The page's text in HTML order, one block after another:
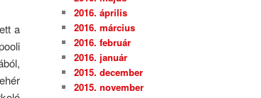
a
2016. április
2016. március
2016. február
2016. január
2015. december
2015. november